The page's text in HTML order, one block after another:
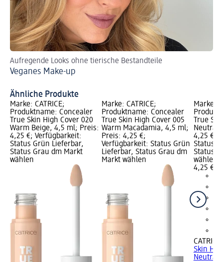
Aufregende Looks ohne tierische Bestandteile
Veganes Make-up
Ähnliche Produkte
Marke: CATRICE;
Produktname: Concealer
True Skin High Cover 020
Warm Beige, 4,5 ml; Preis:
4,25 €; Verfügbarkeit:
Status Grün Lieferbar,
Status Grau dm Markt
wählen
Marke: CATRICE;
Produktname: Concealer
True Skin High Cover 005
Warm Macadamia, 4,5 ml;
Preis: 4,25 €;
Verfügbarkeit: Status Grün
Lieferbar, Status Grau dm
Markt wählen
Marke:
True
Neutral
4,25 €;
Status
Status
wählen
4,25 €
CATRICE
Skin
Neutral